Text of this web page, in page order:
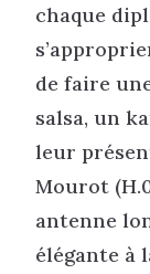
chaque
de faire
salsa, un
leur
Mourot
antenne
élégante à